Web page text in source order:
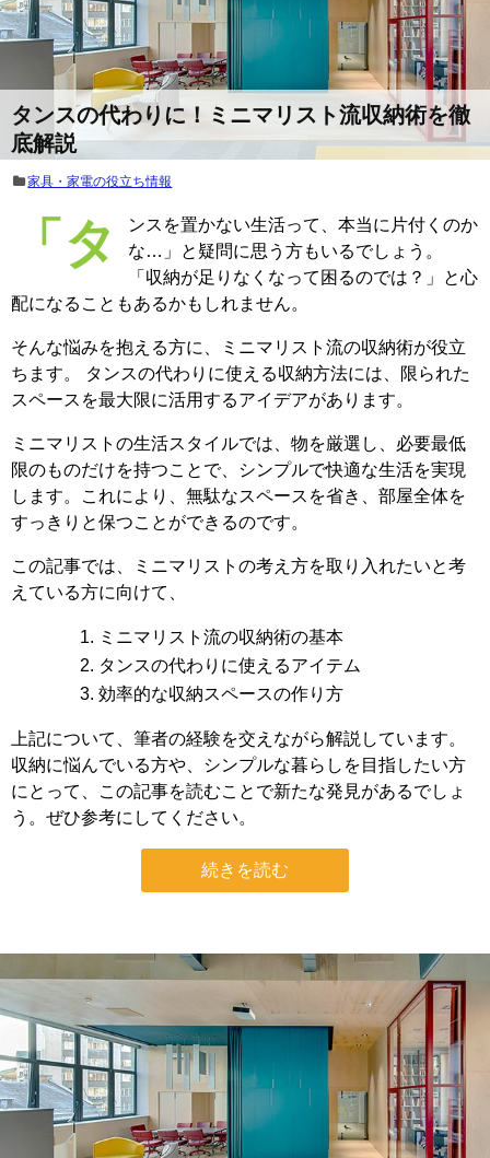
タンスの代わりに！ミニマリスト流収納術を徹
底解説
家具・家電の役立ち情報
「タンスを置かない生活って、本当に片付くのか
な…」と疑問に思う方もいるでしょう。
「収納が足りなくなって困るのでは？」と心
配になることもあるかもしれません。
そんな悩みを抱える方に、ミニマリスト流の収納術が役立
ちます。 タンスの代わりに使える収納方法には、限られた
スペースを最大限に活用するアイデアがあります。
ミニマリストの生活スタイルでは、物を厳選し、必要最低
限のものだけを持つことで、シンプルで快適な生活を実現
します。これにより、無駄なスペースを省き、部屋全体を
すっきりと保つことができるのです。
この記事では、ミニマリストの考え方を取り入れたいと考
えている方に向けて、
ミニマリスト流の収納術の基本
タンスの代わりに使えるアイテム
効率的な収納スペースの作り方
上記について、筆者の経験を交えながら解説しています。
収納に悩んでいる方や、シンプルな暮らしを目指したい方
にとって、この記事を読むことで新たな発見があるでしょ
う。ぜひ参考にしてください。
続きを読む